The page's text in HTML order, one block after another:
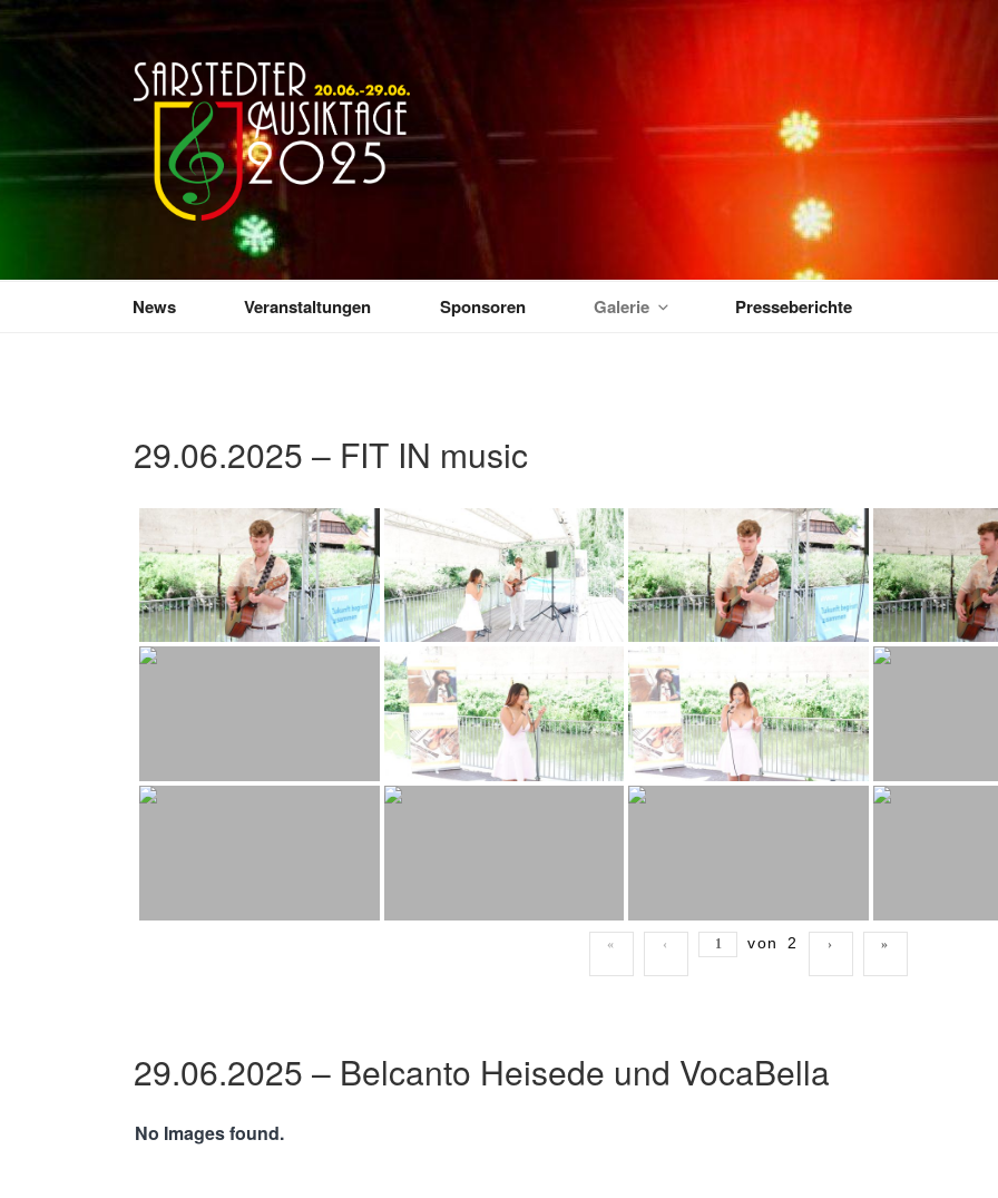
Zum
Inhalt
SARSTEDTER MUSIKTAGE
Sarstedt macht Musik
News Veranstaltungen Sponsoren Galerie Presseberichte
29.06.2025 – FIT IN music
« ‹ von 2 › »
29.06.2025 – Belcanto Heisede und VocaBella
No Images found.